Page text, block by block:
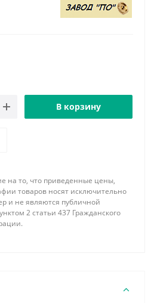
В корзину
то, что приведенные цены,
товаров носят исключительно
и не являются публичной
2 статьи 437 Гражданского